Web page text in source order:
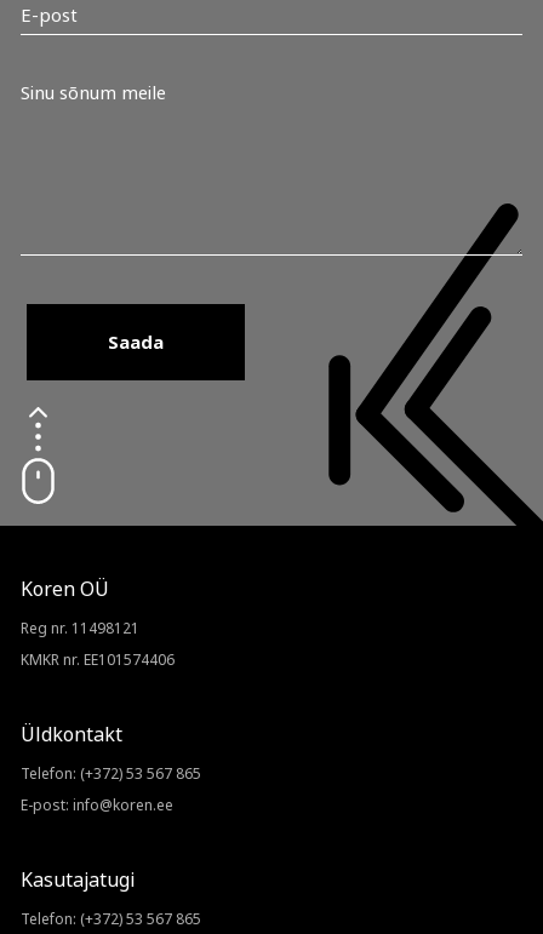
Saada
Koren OÜ
Reg nr. 11498121
KMKR nr. EE101574406
Üldkontakt
Telefon: (+372) 53 567 865
E-post: info@koren.ee
Kasutajatugi
Telefon: (+372) 53 567 865